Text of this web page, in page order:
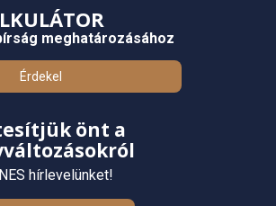
meghatározásához
Érdekel
önt a
hírlevelünket!